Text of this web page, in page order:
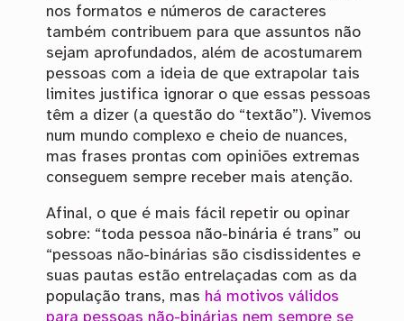
nos formatos e números de caracteres
também contribuem para que assuntos não
sejam aprofundados, além de acostumarem
pessoas com a ideia de que extrapolar tais
limites justifica ignorar o que essas pessoas
têm a dizer (a questão do “textão”). Vivemos
num mundo complexo e cheio de nuances,
mas frases prontas com opiniões extremas
conseguem sempre receber mais atenção.
Afinal, o que é mais fácil repetir ou opinar
sobre: “toda pessoa não-binária é trans” ou
“pessoas não-binárias são cisdissidentes e
suas pautas estão entrelaçadas com as da
população trans, mas há motivos válidos
para pessoas não-binárias nem sempre se